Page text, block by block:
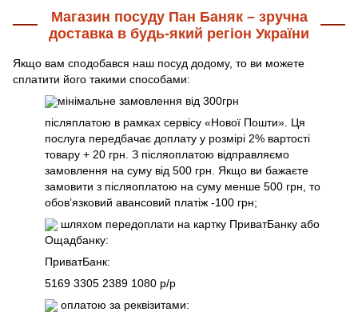
Магазин посуду Пан Баняк – зручна
доставка в будь-який регіон України
Якщо вам сподобався наш посуд додому, то ви можете
сплатити його такими способами:
мінімальне замовлення від 300грн
післяплатою в рамках сервісу «Нової Пошти». Ця
послуга передбачає доплату у розмірі 2% вартості
товару + 20 грн. З післяоплатою відправляємо
замовлення на суму від 500 грн. Якщо ви бажаєте
замовити з післяоплатою на суму менше 500 грн, то
обов’язковий авансовий платіж -100 грн;
шляхом передоплати на картку ПриватБанку або
Ощадбанку:
ПриватБанк:
5169 3305 2389 1080 р/р
оплатою за реквізитами: